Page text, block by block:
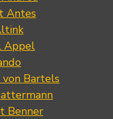
Antes
Appel
von Bartels
Benner